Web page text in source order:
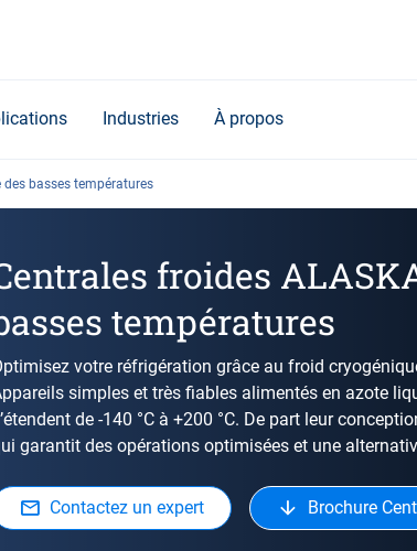
Industries À propos
basses températures
froides
températures
votre réfrigération grâce au froid
simples et très fiables alimentés en azote
de -140 °C à +200 °C. De part leur
garantit des opérations optimisées et une
Contactez un expert Brochure